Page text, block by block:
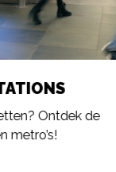
Ontdek de
metro’s!